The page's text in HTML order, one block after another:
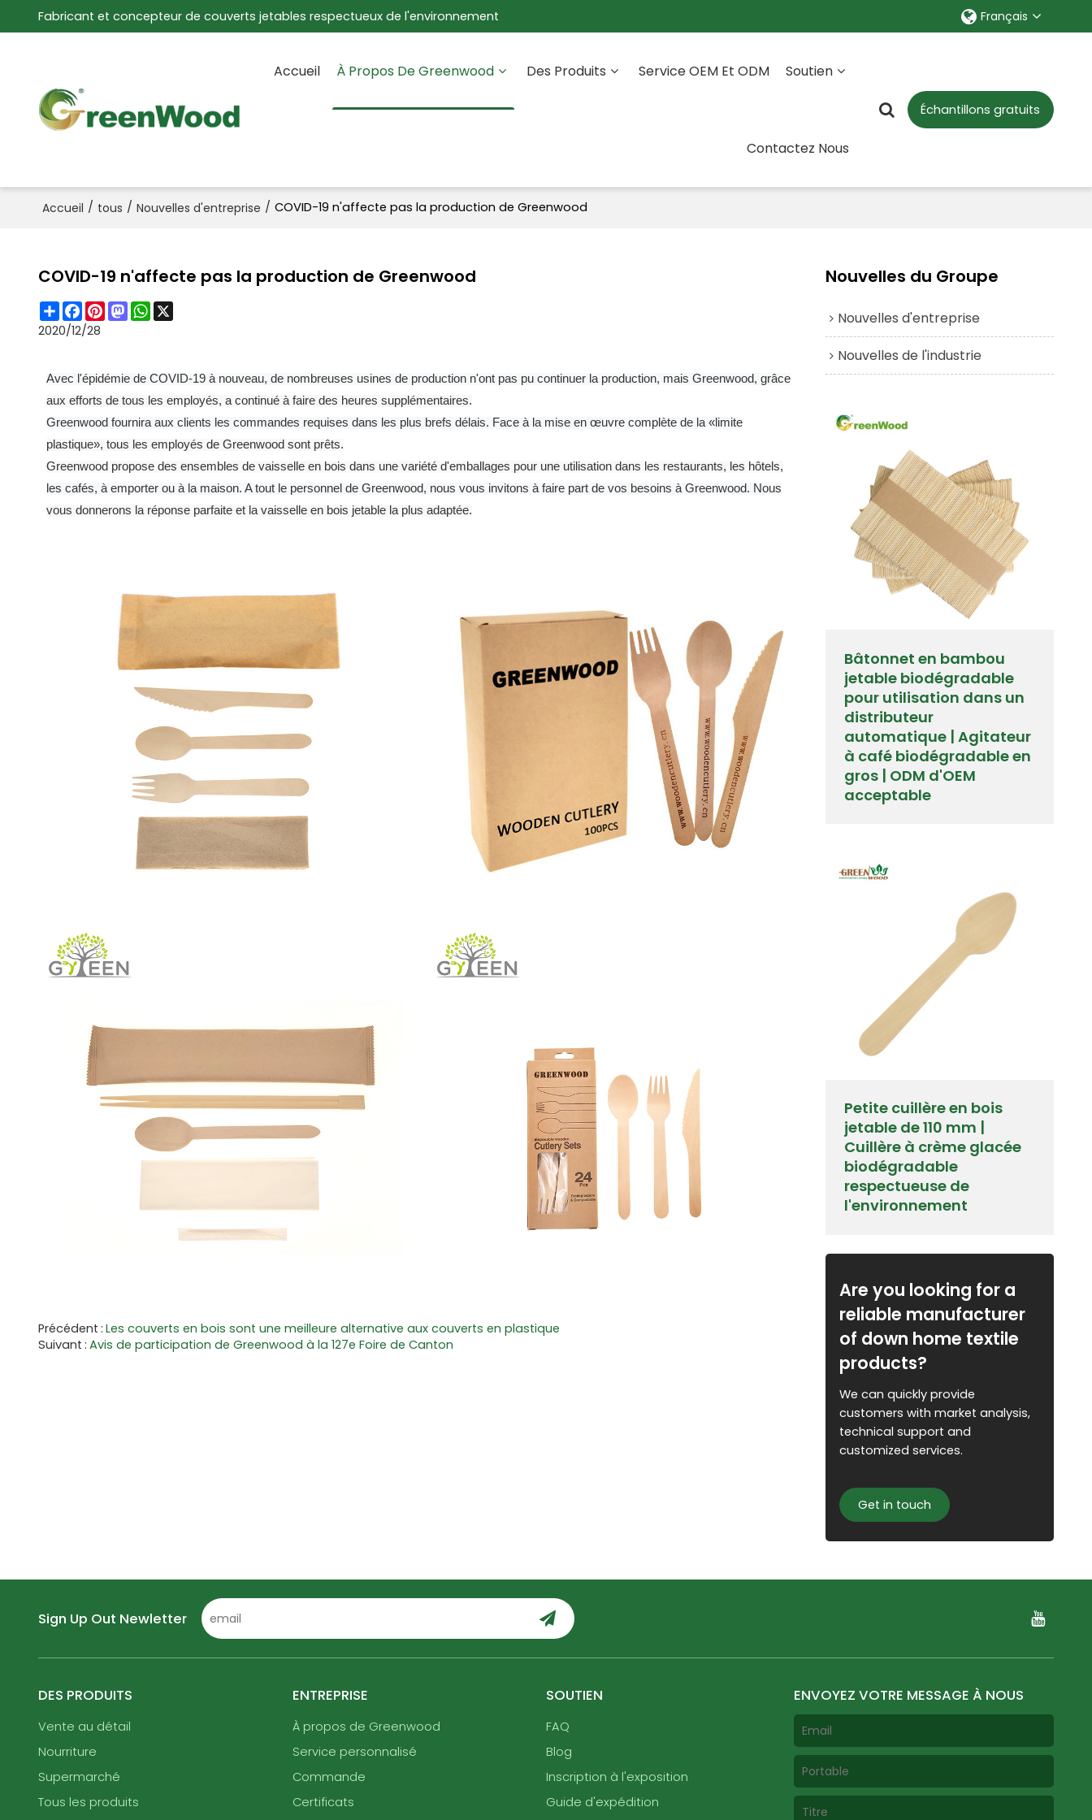
Fabricant et concepteur de couverts jetables respectueux de l'environnement Français
Accueil À Propos De Greenwood Des Produits Service OEM Et ODM Soutien
Contactez Nous
Échantillons gratuits
Accueil / tous / Nouvelles d'entreprise / COVID-19 n'affecte pas la production de Greenwood
COVID-19 n'affecte pas la production de Greenwood
ShareFacebook
Pinterest
Mastodon
WhatsApp
X
2020/12/28
Avec l'épidémie de COVID-19 à nouveau, de nombreuses usines de production n'ont pas pu continuer la production, mais Greenwood, grâce
aux efforts de tous les employés, a continué à faire des heures supplémentaires.
Greenwood fournira aux clients les commandes requises dans les plus brefs délais. Face à la mise en œuvre complète de la «limite
plastique», tous les employés de Greenwood sont prêts.
Greenwood propose des ensembles de vaisselle en bois dans une variété d'emballages pour une utilisation dans les restaurants, les hôtels,
les cafés, à emporter ou à la maison. A tout le personnel de Greenwood, nous vous invitons à faire part de vos besoins à Greenwood. Nous
vous donnerons la réponse parfaite et la vaisselle en bois jetable la plus adaptée.
Précédent Les couverts en bois sont une meilleure alternative aux couverts en plastique
Suivant Avis de participation de Greenwood à la 127e Foire de Canton
Nouvelles du Groupe
Nouvelles d'entreprise
Nouvelles de l'industrie
Bâtonnet en bambou
jetable biodégradable
pour utilisation dans un
distributeur
automatique | Agitateur
à café biodégradable en
gros | ODM d'OEM
acceptable
Petite cuillère en bois
jetable de 110 mm |
Cuillère à crème glacée
biodégradable
respectueuse de
l'environnement
Are you looking for a
reliable manufacturer
of down home textile
products?
We can quickly provide
customers with market analysis,
technical support and
customized services.
Get in touch
Sign Up Out Newletter
DES PRODUITS
Vente au détail
Nourriture
Supermarché
Tous les produits
ENTREPRISE
À propos de Greenwood
Service personnalisé
Commande
Certificats
SOUTIEN
FAQ
Blog
Inscription à l'exposition
Guide d'expédition
ENVOYEZ VOTRE MESSAGE À NOUS